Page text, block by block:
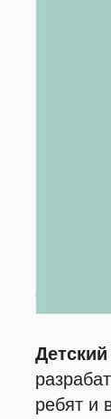
Детский
ребят и